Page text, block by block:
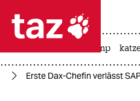
 taz zahl
taz zahl ich
usa unter trump
Erste Dax-Chefin verlässt